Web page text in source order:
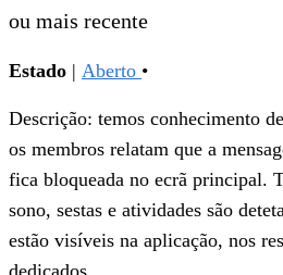
ou mais recente
Estado | Aberto •
Descrição: temos conhecimento
os membros relatam que a
fica bloqueada no ecrã principal.
sono, sestas e atividades são
estão visíveis na aplicação, nos